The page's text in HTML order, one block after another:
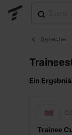
Bereiche
Ein Ergebnis
Trainee